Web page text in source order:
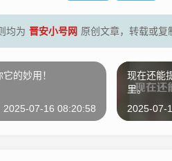
均为 晋安小号网 原创文章，转载或复
的妙用！
2025-07-16 08:20:58
现在还能
里。
2025-07-